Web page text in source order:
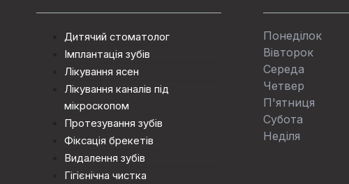
Дитячий стоматолог
Імплантація зубів
Лікування ясен
Лікування каналів під
мікроскопом
Протезування зубiв
Фіксація брекетів
Видалення зубів
Гігієнічна чистка
Понеділок
Вівторок
Середа
Четвер
П'ятниця
Субота
Неділя